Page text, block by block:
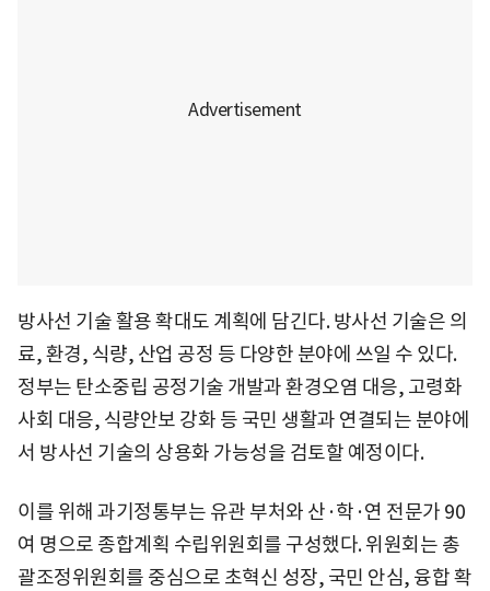
방사선 기술 활용 확대도 계획에 담긴다. 방사선 기술은 의
료, 환경, 식량, 산업 공정 등 다양한 분야에 쓰일 수 있다.
정부는 탄소중립 공정기술 개발과 환경오염 대응, 고령화
사회 대응, 식량안보 강화 등 국민 생활과 연결되는 분야에
서 방사선 기술의 상용화 가능성을 검토할 예정이다.
이를 위해 과기정통부는 유관 부처와 산·학·연 전문가 90
여 명으로 종합계획 수립위원회를 구성했다. 위원회는 총
괄조정위원회를 중심으로 초혁신 성장, 국민 안심, 융합 확